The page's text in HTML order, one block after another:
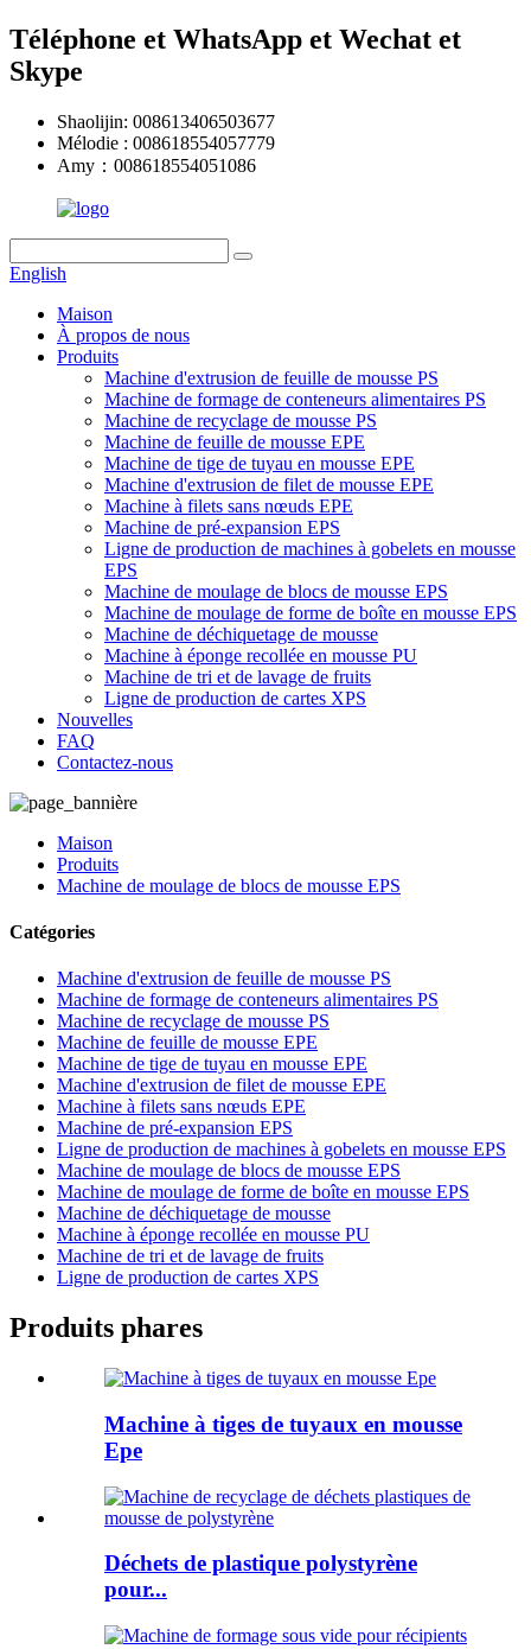
Téléphone et WhatsApp et Wechat et
Skype
Shaolijin: 008613406503677
Mélodie : 008618554057779
Amy：008618554051086
English
Maison
À propos de nous
Produits
Machine d'extrusion de feuille de mousse PS
Machine de formage de conteneurs alimentaires PS
Machine de recyclage de mousse PS
Machine de feuille de mousse EPE
Machine de tige de tuyau en mousse EPE
Machine d'extrusion de filet de mousse EPE
Machine à filets sans nœuds EPE
Machine de pré-expansion EPS
Ligne de production de machines à gobelets en mousse
EPS
Machine de moulage de blocs de mousse EPS
Machine de moulage de forme de boîte en mousse EPS
Machine de déchiquetage de mousse
Machine à éponge recollée en mousse PU
Machine de tri et de lavage de fruits
Ligne de production de cartes XPS
Nouvelles
FAQ
Contactez-nous
Maison
Produits
Machine de moulage de blocs de mousse EPS
Catégories
Machine d'extrusion de feuille de mousse PS
Machine de formage de conteneurs alimentaires PS
Machine de recyclage de mousse PS
Machine de feuille de mousse EPE
Machine de tige de tuyau en mousse EPE
Machine d'extrusion de filet de mousse EPE
Machine à filets sans nœuds EPE
Machine de pré-expansion EPS
Ligne de production de machines à gobelets en mousse EPS
Machine de moulage de blocs de mousse EPS
Machine de moulage de forme de boîte en mousse EPS
Machine de déchiquetage de mousse
Machine à éponge recollée en mousse PU
Machine de tri et de lavage de fruits
Ligne de production de cartes XPS
Produits phares
Machine à tiges de tuyaux en mousse
Epe
Déchets de plastique polystyrène
pour...